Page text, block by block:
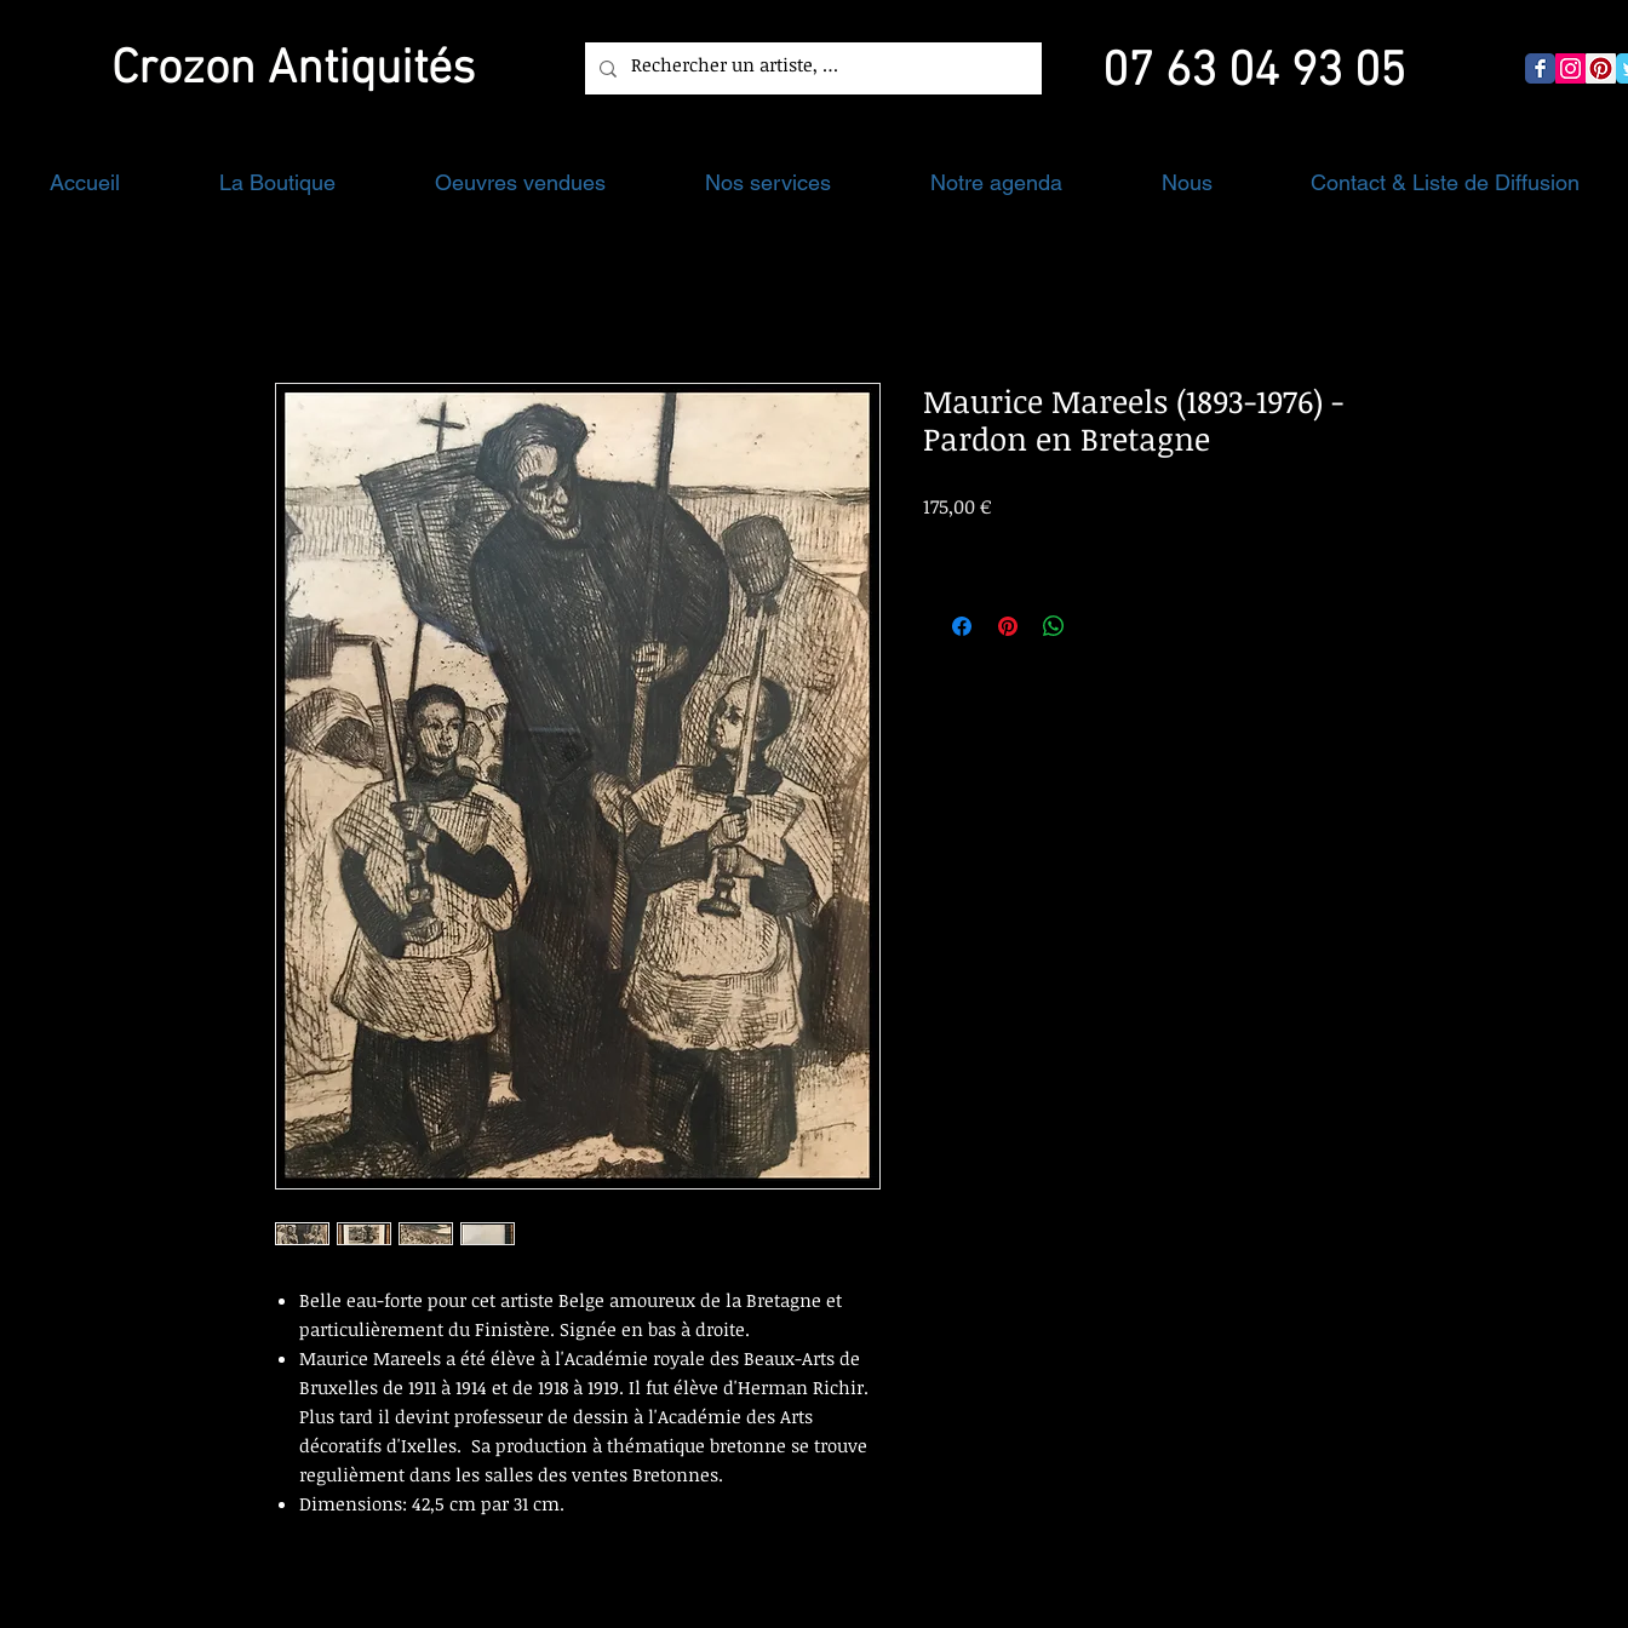
Crozon Antiquités 07 63 04 93 05
Accueil La Boutique Oeuvres vendues Nos services Notre agenda Nous Contact & Liste de Diffusion
Belle eau-forte pour cet artiste Belge amoureux de la Bretagne et
particulièrement du Finistère. Signée en bas à droite.
Maurice Mareels a été élève à l'Académie royale des Beaux-Arts de
Bruxelles de 1911 à 1914 et de 1918 à 1919. Il fut élève d'Herman Richir.
Plus tard il devint professeur de dessin à l'Académie des Arts
décoratifs d'Ixelles. Sa production à thématique bretonne se trouve
regulièment dans les salles des ventes Bretonnes.
Dimensions: 42,5 cm par 31 cm.
Maurice Mareels (1893-1976) -
Pardon en Bretagne
175,00 €Prix